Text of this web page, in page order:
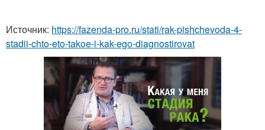
Источник: https://fazenda-pro.ru/stati/rak-pishchevoda-4-
stadii-chto-eto-takoe-i-kak-ego-diagnostirovat